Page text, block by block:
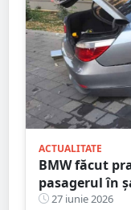
ACTUALITATE
BMW făcut
pasagerul în
înainte să
27 iunie 2026